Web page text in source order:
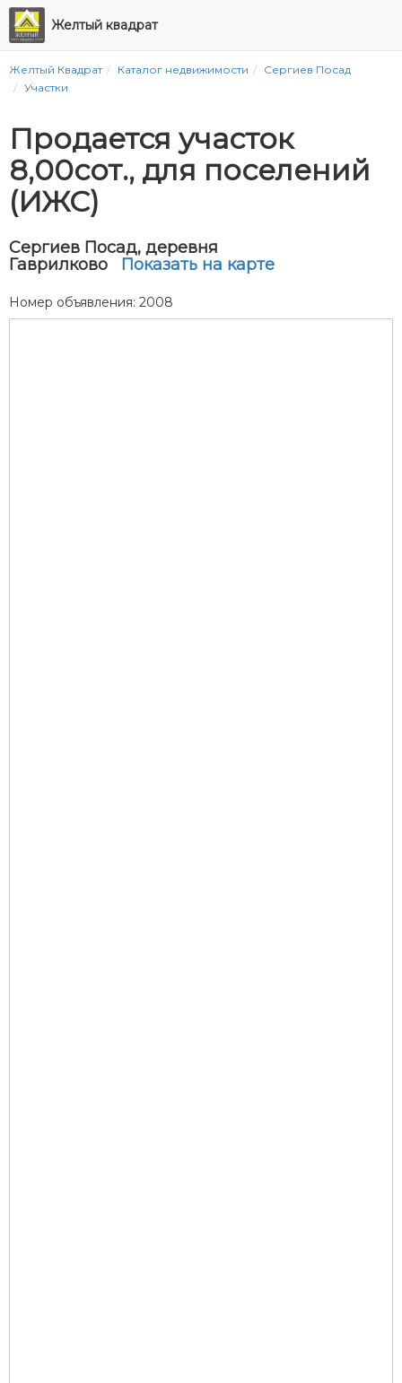
Желтый квадрат
Желтый Квадрат Каталог недвижимости
Сергиев Посад
Участки
Продается участок
8,00сот., для поселений
(ИЖС)
Сергиев Посад, деревня
Гаврилково
Показать на карте
Номер объявления: 2008